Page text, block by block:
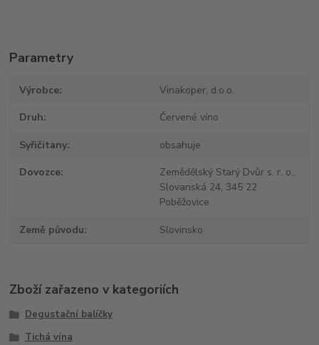
Parametry
Výrobce Vinakoper, d.o.o.
Druh Červené víno
Syřičitany obsahuje
Dovozce
Zemědělský Starý Dvůr s. r. o.,
Slovanská 24, 345 22
Poběžovice
Země původu Slovinsko
Zboží zařazeno v kategoriích
Degustační balíčky
Tichá vína